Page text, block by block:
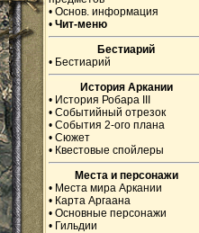
• Основ. информация
• Чит-меню
Бестиарий
• Бестиарий
История Аркании
• История Робара III
• Событийный отрезок
• События 2-ого плана
• Сюжет
• Квестовые спойлеры
Места и персонажи
• Места мира Аркании
• Карта Аргаана
• Основные персонажи
• Гильдии